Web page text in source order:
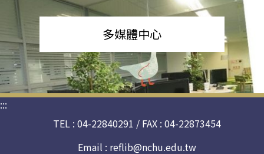
多媒體中心
:::
TEL : 04-22840291 / FAX : 04-22873454